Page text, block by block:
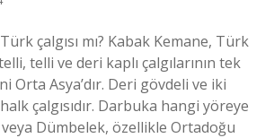
çalgısı mı? Kabak Kemane, Türk
telli ve deri kaplı çalgılarının tek
Orta Asya’dır. Deri gövdeli ve iki
çalgısıdır. Darbuka hangi yöreye
Dümbelek, özellikle Ortadoğu